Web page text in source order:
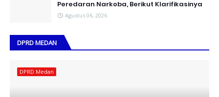
Peredaran Narkoba, Berikut Klarifikasinya
Agustus 06, 2026
DPRD MEDAN
DPRD Medan